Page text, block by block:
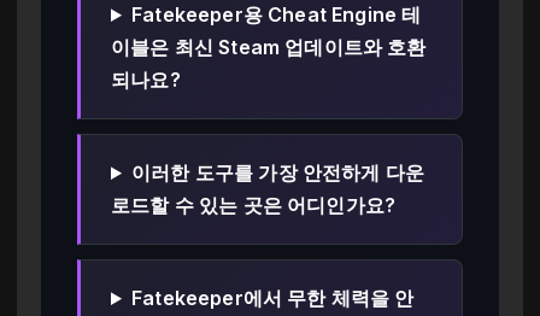
Fatekeeper용 Cheat Engine 테
이블은 최신 Steam 업데이트와 호환
되나요?
이러한 도구를 가장 안전하게 다운
로드할 수 있는 곳은 어디인가요?
Fatekeeper에서 무한 체력을 안